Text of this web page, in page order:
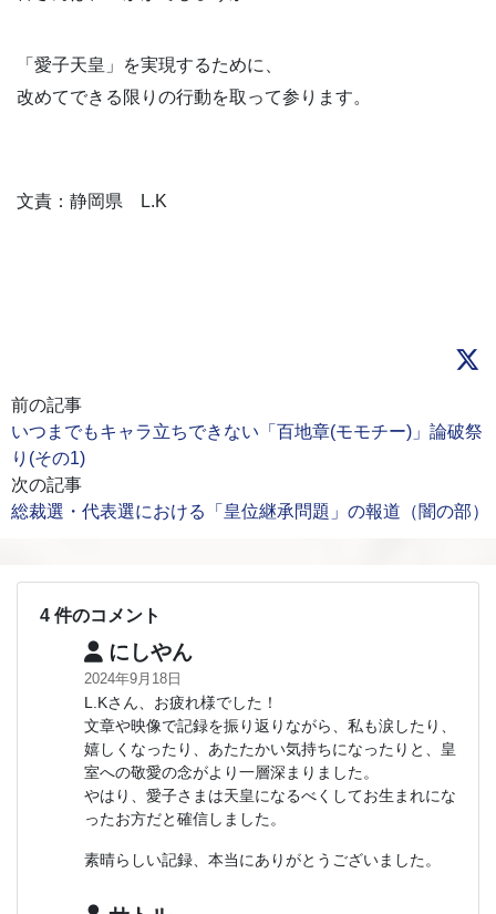
「愛子天皇」を実現するために、
改めてできる限りの行動を取って参ります。
文責：静岡県 L.K
前の記事
いつまでもキャラ立ちできない「百地章(モモチー)」論破祭
り(その1)
次の記事
総裁選・代表選における「皇位継承問題」の報道（闇の部）
4 件のコメント
にしやん
2024年9月18日
L.Kさん、お疲れ様でした！
文章や映像で記録を振り返りながら、私も涙したり、
嬉しくなったり、あたたかい気持ちになったりと、皇
室への敬愛の念がより一層深まりました。
やはり、愛子さまは天皇になるべくしてお生まれにな
ったお方だと確信しました。
素晴らしい記録、本当にありがとうございました。